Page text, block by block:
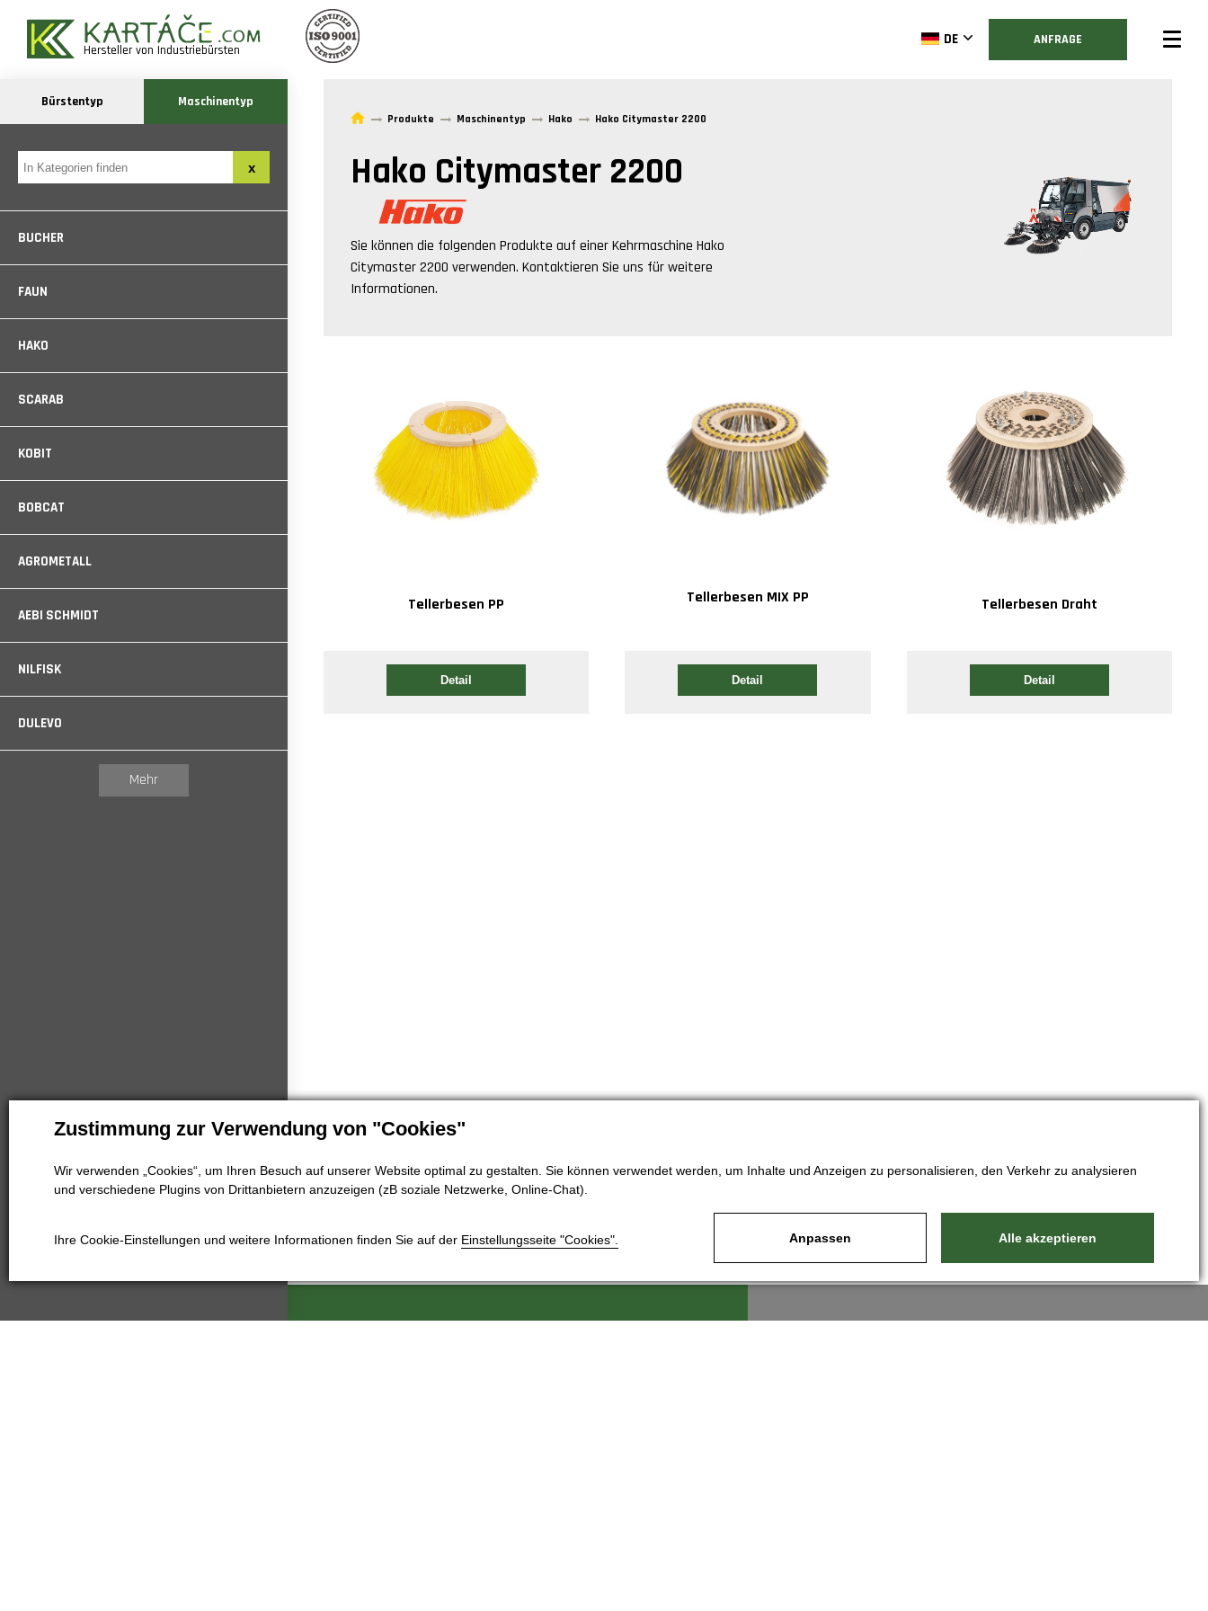
Zustimmung zur Verwendung von "Cookies"
Wir verwenden „Cookies“, um Ihren Besuch auf unserer Website optimal zu gestalten. Sie können verwendet werden, um Inhalte und Anzeigen zu personalisieren, den Verkehr zu analysieren
und verschiedene Plugins von Drittanbietern anzuzeigen (zB soziale Netzwerke, Online-Chat).
Ihre Cookie-Einstellungen und weitere Informationen finden Sie auf der Einstellungsseite "Cookies". Anpassen Alle akzeptieren
Hersteller von Industriebürsten
Bürstentyp Maschinentyp
BUCHER
FAUN
HAKO
SCARAB
KOBIT
BOBCAT
AGROMETALL
AEBI SCHMIDT
NILFISK
DULEVO
Mehr
DE ANFRAGE
Produkte Maschinentyp Hako Hako Citymaster 2200
Hako Citymaster 2200
Sie können die folgenden Produkte auf einer Kehrmaschine Hako
Citymaster 2200 verwenden. Kontaktieren Sie uns für weitere
Informationen.
Tellerbesen PP
Detail
Tellerbesen MIX PP
Detail
Tellerbesen Draht
Detail